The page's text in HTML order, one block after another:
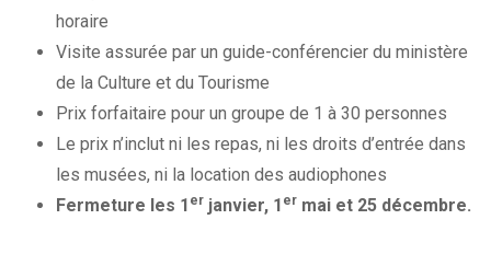
horaire
Visite assurée par un guide-conférencier du ministère
de la Culture et du Tourisme
Prix forfaitaire pour un groupe de 1 à 30 personnes
Le prix n’inclut ni les repas, ni les droits d’entrée dans
les musées, ni la location des audiophones
Fermeture les 1 er janvier, 1 er mai et 25 décembre.